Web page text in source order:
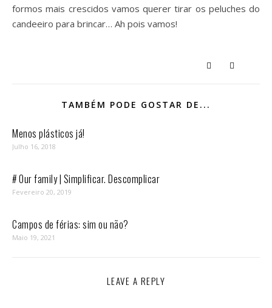
formos mais crescidos vamos querer tirar os peluches do
candeeiro para brincar… Ah pois vamos!
TAMBÉM PODE GOSTAR DE...
Menos plásticos já!
Julho 16, 2018
# Our family | Simplificar. Descomplicar
Fevereiro 20, 2019
Campos de férias: sim ou não?
Maio 19, 2021
LEAVE A REPLY